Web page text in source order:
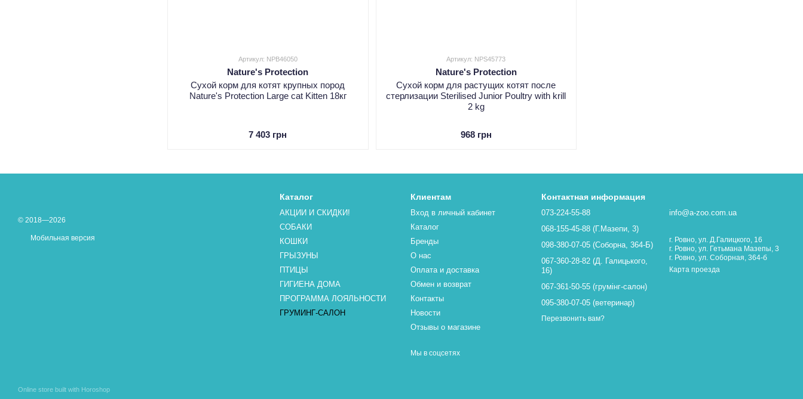
Артикул: NPB46050
Nature's Protection
Сухой корм для котят крупных пород
Nature's Protection Large cat Kitten 18кг
7 403 грн
Артикул: NPS45773
Nature's Protection
Сухой корм для растущих котят после
стерлизации Sterilised Junior Poultry with krill
2 kg
968 грн
© 2018—2026
Мобильная версия
Online store built with Horoshop
Каталог
АКЦИИ И СКИДКИ!
СОБАКИ
КОШКИ
ГРЫЗУНЫ
ПТИЦЫ
ГИГИЕНА ДОМА
ПРОГРАММА ЛОЯЛЬНОСТИ
ГРУМИНГ-САЛОН
Клиентам
Вход в личный кабинет
Каталог
Бренды
О нас
Оплата и доставка
Обмен и возврат
Контакты
Новости
Отзывы о магазине
Мы в соцсетях
Контактная информация
073-224-55-88
068-155-45-88 (Г.Мазепи, 3)
098-380-07-05 (Соборна, 364-Б)
067-360-28-82 (Д. Галицького,
16)
067-361-50-55 (грумінг-салон)
095-380-07-05 (ветеринар)
Перезвонить вам?
info@a-zoo.com.ua
г. Ровно, ул. Д.Галицкого, 16
г. Ровно, ул. Гетьмана Мазепы, 3
г. Ровно, ул. Соборная, 364-б
Карта проезда